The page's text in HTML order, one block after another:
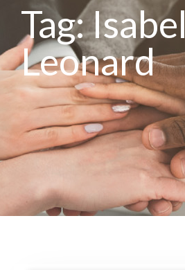
Tag: Isabel
Leonard